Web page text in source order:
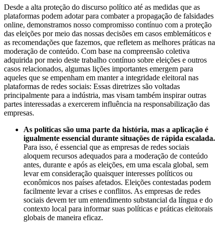
Desde a alta proteção do discurso político até as medidas que as
plataformas podem adotar para combater a propagação de falsidades
online, demonstramos nosso compromisso contínuo com a proteção
das eleições por meio das nossas decisões em casos emblemáticos e
as recomendações que fazemos, que refletem as melhores práticas na
moderação de conteúdo. Com base na compreensão coletiva
adquirida por meio deste trabalho contínuo sobre eleições e outros
casos relacionados, algumas lições importantes emergem para
aqueles que se empenham em manter a integridade eleitoral nas
plataformas de redes sociais: Essas diretrizes são voltadas
principalmente para a indústria, mas visam também inspirar outras
partes interessadas a exercerem influência na responsabilização das
empresas.
As políticas são uma parte da história, mas a aplicação é
igualmente essencial durante situações de rápida escalada.
Para isso, é essencial que as empresas de redes sociais
aloquem recursos adequados para a moderação de conteúdo
antes, durante e após as eleições, em uma escala global, sem
levar em consideração quaisquer interesses políticos ou
econômicos nos países afetados. Eleições contestadas podem
facilmente levar a crises e conflitos. As empresas de redes
sociais devem ter um entendimento substancial da língua e do
contexto local para informar suas políticas e práticas eleitorais
globais de maneira eficaz.